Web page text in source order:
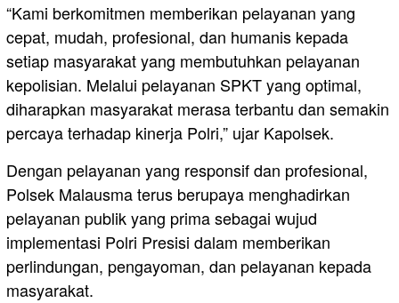
“Kami berkomitmen memberikan pelayanan yang
cepat, mudah, profesional, dan humanis kepada
setiap masyarakat yang membutuhkan pelayanan
kepolisian. Melalui pelayanan SPKT yang optimal,
diharapkan masyarakat merasa terbantu dan semakin
percaya terhadap kinerja Polri,” ujar Kapolsek.
Dengan pelayanan yang responsif dan profesional,
Polsek Malausma terus berupaya menghadirkan
pelayanan publik yang prima sebagai wujud
implementasi Polri Presisi dalam memberikan
perlindungan, pengayoman, dan pelayanan kepada
masyarakat.